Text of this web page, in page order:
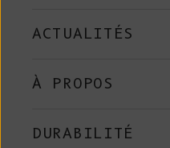
ACTUALITÉS
À PROPOS
DURABILITÉ